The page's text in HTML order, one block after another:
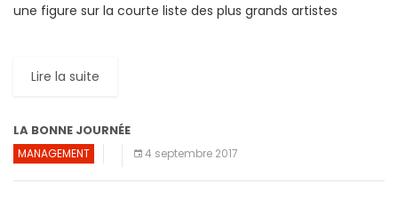
une figure sur la courte liste des plus grands artistes
Lire la suite
LA BONNE JOURNÉE
MANAGEMENT 4 septembre 2017